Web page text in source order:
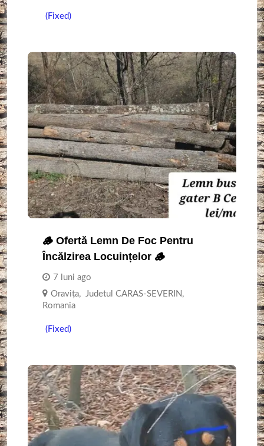
(Fixed)
🪵 Ofertă Lemn De Foc Pentru
Încălzirea Locuințelor 🪵
7 luni ago
Oraviţa, Judetul CARAS-SEVERIN ,
Romania
(Fixed)